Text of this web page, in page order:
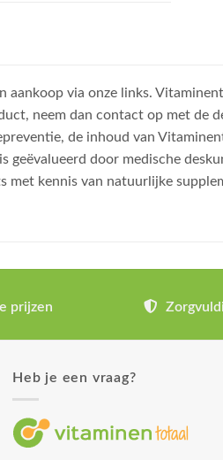
aankoop via onze links.
neem dan contact op met de
de inhoud van
door medische
met kennis van natuurlijke
prijzen
Heb je een vraag?